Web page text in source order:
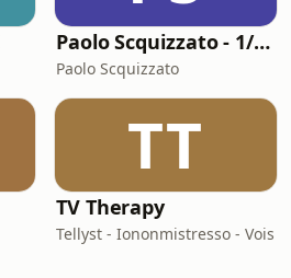
Paolo Scquizzato - 1/2 ora con donPi
Paolo Scquizzato
TT
TV Therapy
Tellyst - Iononmistresso - Vois